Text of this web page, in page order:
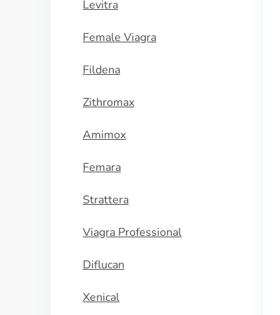
Levitra
Female Viagra
Fildena
Zithromax
Amimox
Femara
Strattera
Viagra Professional
Diflucan
Xenical